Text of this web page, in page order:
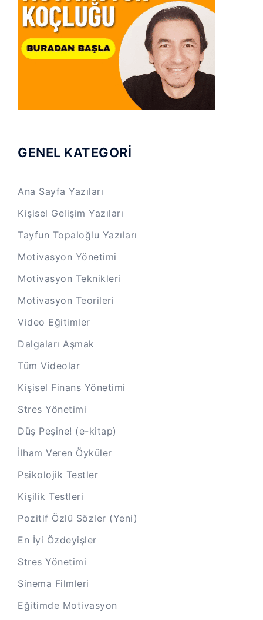
GENEL KATEGORİ
Ana Sayfa Yazıları
Kişisel Gelişim Yazıları
Tayfun Topaloğlu Yazıları
Motivasyon Yönetimi
Motivasyon Teknikleri
Motivasyon Teorileri
Video Eğitimler
Dalgaları Aşmak
Tüm Videolar
Kişisel Finans Yönetimi
Stres Yönetimi
Düş Peşine! (e-kitap)
İlham Veren Öyküler
Psikolojik Testler
Kişilik Testleri
Pozitif Özlü Sözler (Yeni)
En İyi Özdeyişler
Stres Yönetimi
Sinema Filmleri
Eğitimde Motivasyon